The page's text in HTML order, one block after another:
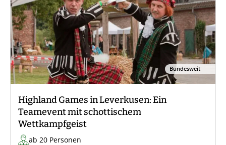
Bundesweit
Highland Games in Leverkusen: Ein
Teamevent mit schottischem
Wettkampfgeist
ab 20 Personen